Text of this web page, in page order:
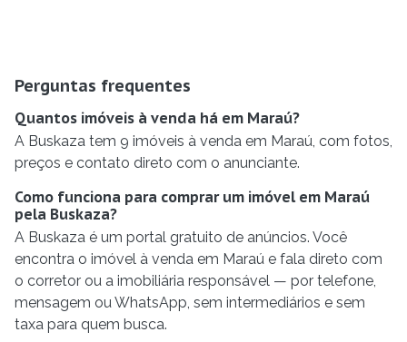
Perguntas frequentes
Quantos imóveis à venda há em Maraú?
A Buskaza tem 9 imóveis à venda em Maraú, com fotos,
preços e contato direto com o anunciante.
Como funciona para comprar um imóvel em Maraú
pela Buskaza?
A Buskaza é um portal gratuito de anúncios. Você
encontra o imóvel à venda em Maraú e fala direto com
o corretor ou a imobiliária responsável — por telefone,
mensagem ou WhatsApp, sem intermediários e sem
taxa para quem busca.